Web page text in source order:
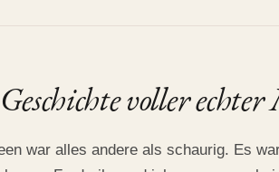
voller
war alles andere als schaurig. Es